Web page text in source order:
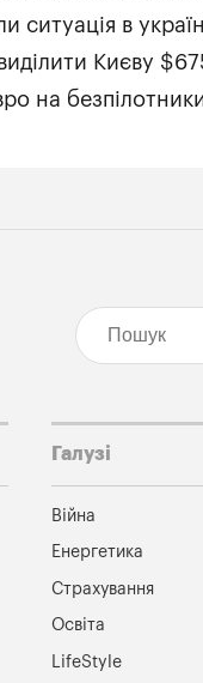
ситуація в
Києву
на
Галузі
Війна
Енергетика
Страхування
Освіта
LifeStyle